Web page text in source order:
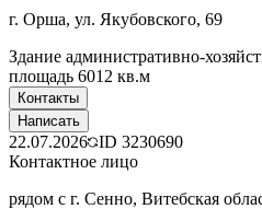
г. Орша, ул. Якубовского, 69
Здание административно-
площадь 6012 кв.м
Контакты
Написать
22.07.2026 ID 3230690
Контактное лицо
рядом с г. Сенно, Витебская